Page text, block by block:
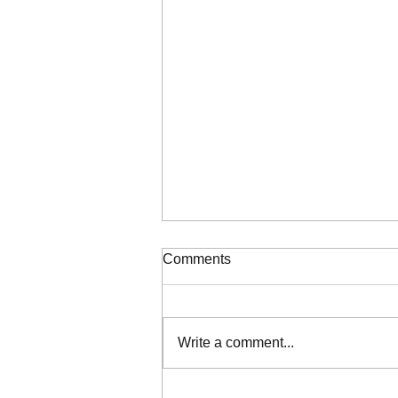
ΠΙΝΑΚΑΣ ΚΑΤΑΞΗΣ ΣΟΧ
2/2026
Comments
Write a comment...